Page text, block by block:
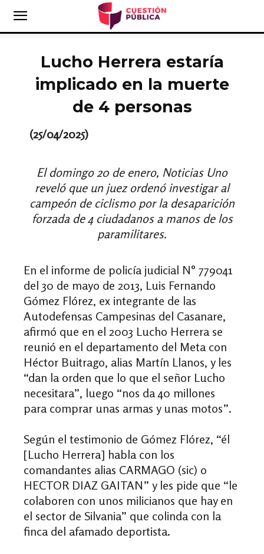
Lucho Herrera estaría
implicado en la muerte
de 4 personas
(25/04/2025)
El domingo 20 de enero, Noticias Uno
reveló que un juez ordenó investigar al
campeón de ciclismo por la desaparición
forzada de 4 ciudadanos a manos de los
paramilitares.
En el informe de policía judicial N° 779041
del 30 de mayo de 2013, Luis Fernando
Gómez Flórez, ex integrante de las
Autodefensas Campesinas del Casanare,
afirmó que en el 2003 Lucho Herrera se
reunió en el departamento del Meta con
Héctor Buitrago, alias Martín Llanos, y les
“dan la orden que lo que el señor Lucho
necesitara”, luego “nos da 40 millones
para comprar unas armas y unas motos”.
Según el testimonio de Gómez Flórez, “él
[Lucho Herrera] habla con los
comandantes alias CARMAGO (sic) o
HECTOR DIAZ GAITAN” y les pide que “le
colaboren con unos milicianos que hay en
el sector de Silvania” que colinda con la
finca del afamado deportista.